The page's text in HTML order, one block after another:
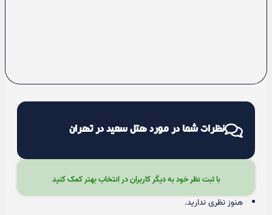
نظرات شما در مورد هتل سعید در تهران
با ثبت نظر خود به دیگر کاربران در انتخاب بهتر کمک کنید
هنوز نظری ندارید.